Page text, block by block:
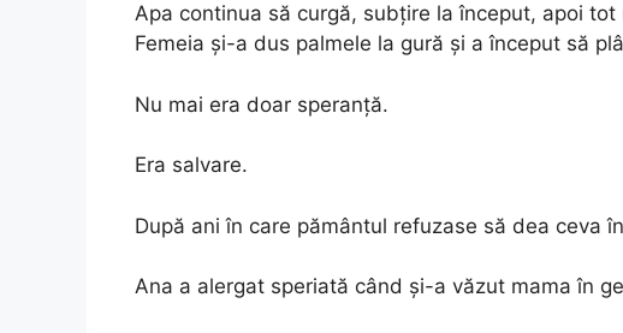
Apa continua să curgă, subțire la început, apoi
Femeia și-a dus palmele la gură și a început să
Nu mai era doar speranță.
Era salvare.
După ani în care pământul refuzase să dea ceva
Ana a alergat speriată când și-a văzut mama în